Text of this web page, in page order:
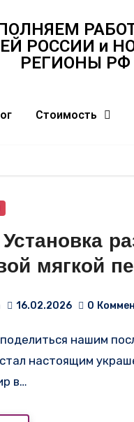
РОСCИИ и
РЕГИОНЫ РФ
Стоимость
мягкой
квартире
16.02.2026 0
настоящим
в…